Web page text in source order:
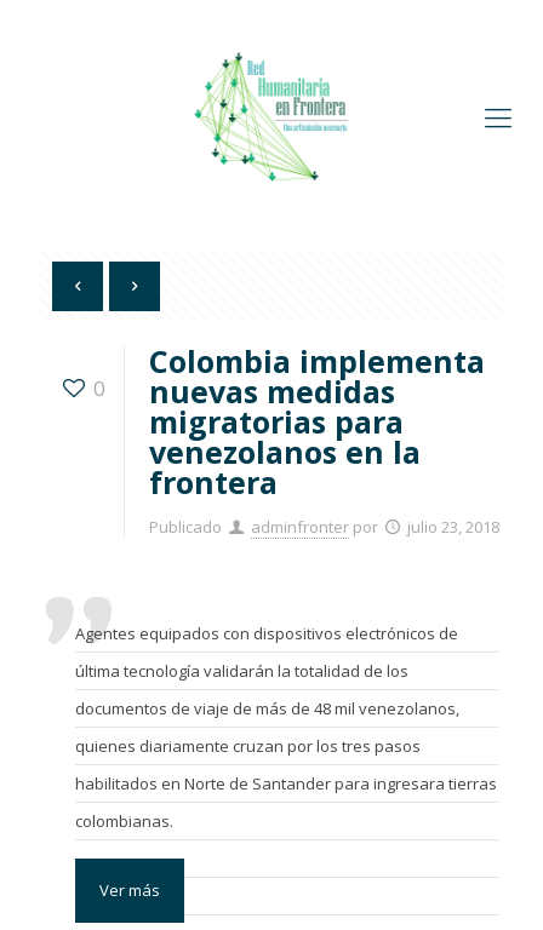
0
Colombia implementa
nuevas medidas
migratorias para
venezolanos en la
frontera
Publicado adminfronter por julio 23, 2018
Agentes equipados con dispositivos electrónicos de
última tecnología validarán la totalidad de los
documentos de viaje de más de 48 mil venezolanos,
quienes diariamente cruzan por los tres pasos
habilitados en Norte de Santander para ingresara tierras
colombianas.
Ver más